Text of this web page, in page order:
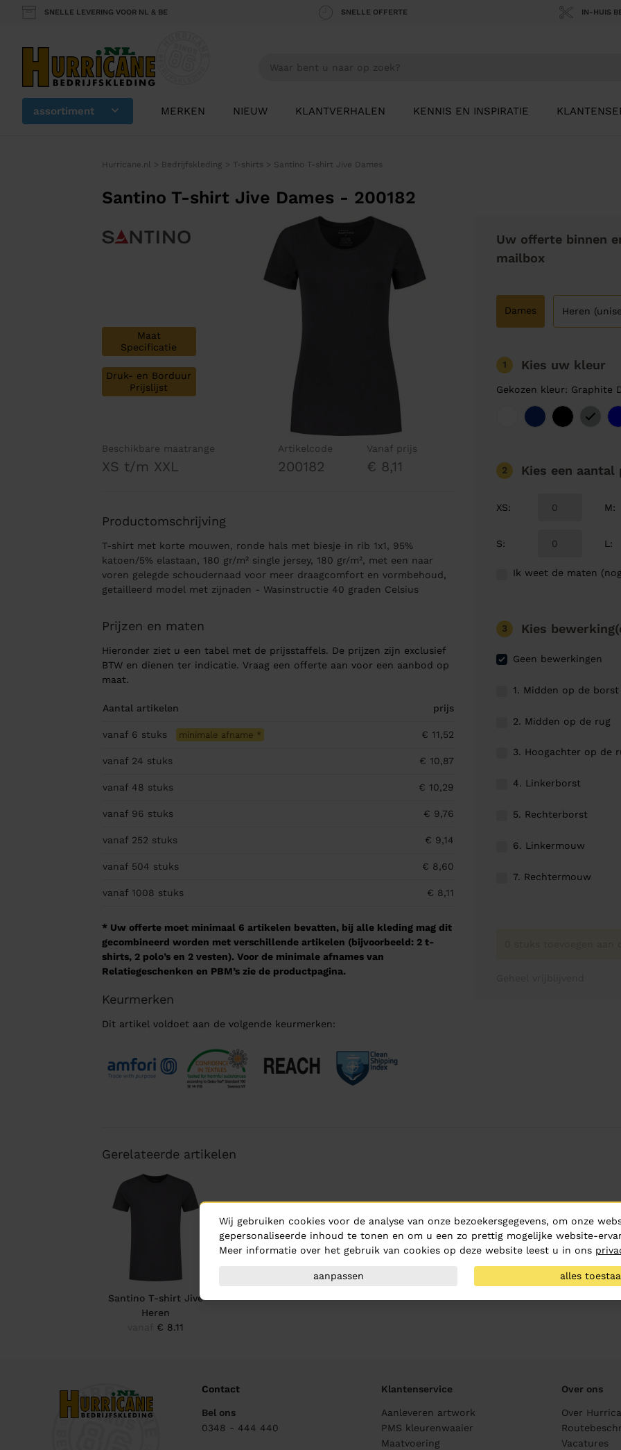
SNELLE LEVERING VOOR NL & BE SNELLE OFFERTE IN-HUIS
assortiment MERKEN NIEUW KLANTVERHALEN KENNIS EN INSPIRATIE
Hurricane.nl > Bedrijfskleding > T-shirts > Santino T-shirt Jive Dames
Santino T-shirt Jive Dames - 200182
Maat
Specificatie
Druk- en Borduur
Prijslijst
Beschikbare maatrange
XS t/m XXL
Artikelcode
200182
Vanaf prijs
€ 8,11
Productomschrijving
T-shirt met korte mouwen, ronde hals met biesje in rib 1x1, 95%
katoen/5% elastaan, 180 gr/m² single jersey, 180 gr/m², met een naar
voren gelegde schoudernaad voor meer draagcomfort en vormbehoud,
getailleerd model met zijnaden - Wasinstructie 40 graden Celsius
Prijzen en maten
Hieronder ziet u een tabel met de prijsstaffels. De prijzen zijn exclusief
BTW en dienen ter indicatie. Vraag een offerte aan voor een aanbod op
maat.
Aantal artikelen prijs
vanaf 6 stuks minimale afname * € 11,52
vanaf 24 stuks € 10,87
vanaf 48 stuks € 10,29
vanaf 96 stuks € 9,76
vanaf 252 stuks € 9,14
vanaf 504 stuks € 8,60
vanaf 1008 stuks € 8,11
* Uw offerte moet minimaal 6 artikelen bevatten, bij alle kleding mag dit
gecombineerd worden met verschillende artikelen (bijvoorbeeld: 2 t-
shirts, 2 polo’s en 2 vesten). Voor de minimale afnames van
Relatiegeschenken en PBM’s zie de productpagina.
Keurmerken
Dit artikel voldoet aan de volgende keurmerken:
Uw offerte binnen
mailbox
Dames Heren
1 Kies uw kleur
Gekozen kleur: Graphite
2 Kies een aantal
XS:
S:
M:
L :
Ik weet de maten
3 Kies
Geen bewerkingen
1. Midden op de borst
2. Midden op de rug
3. Hoogachter op de
4. Linkerborst
5. Rechterborst
6. Linkermouw
7. Rechtermouw
Gerelateerde artikelen
Santino T-shirt Jive
Heren
€ 8.11
Contact
Bel ons
0348 - 444 440
Klantenservice
Aanleveren artwork
PMS kleurenwaaier
Maatvoering
Over ons
Over
Vacatures
Wij gebruiken cookies voor de analyse van onze bezoekersgegevens, om onze
gepersonaliseerde inhoud te tonen en om u een zo prettig mogelijke website-
Meer informatie over het gebruik van cookies op deze website leest u in ons
aanpassen alles